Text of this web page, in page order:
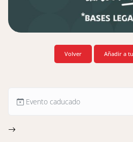
Volver Añadir a
Evento caducado